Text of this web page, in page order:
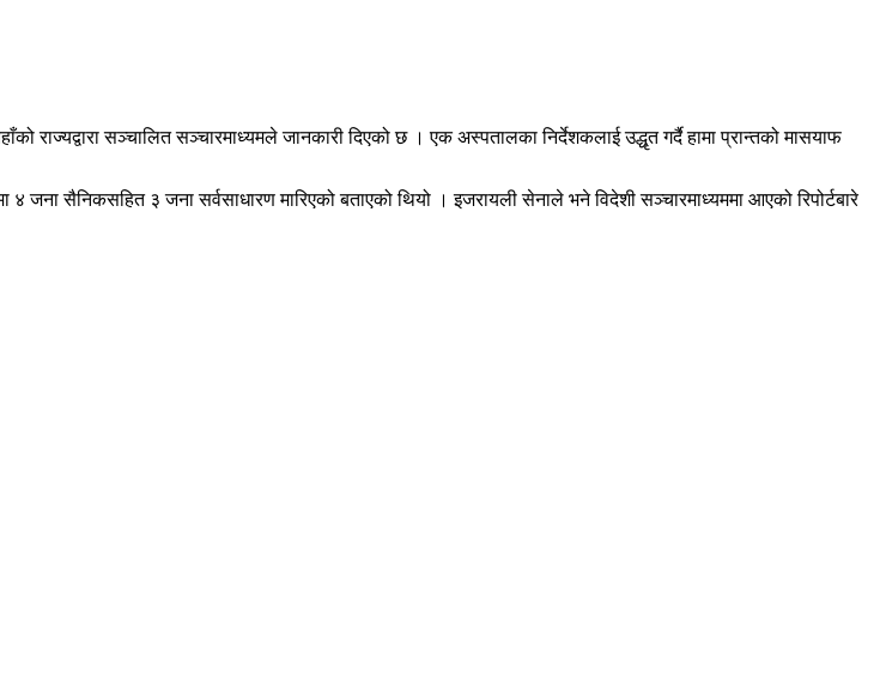
राज्यद्वारा सञ्चालित सञ्चारमाध्यमले जानकारी दिएको छ । एक अस्पतालका निर्देशकलाई उद्धृत गर्दै हामा प्रान्तको मासयाफ
सैनिकसहित ३ जना सर्वसाधारण मारिएको बताएको थियो । इजरायली सेनाले भने विदेशी सञ्चारमाध्यममा आएको रिपोर्टबारे